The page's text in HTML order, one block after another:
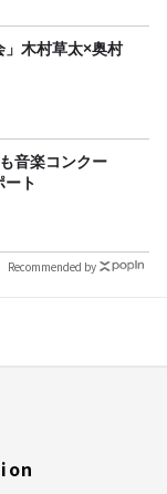
」木村草太×奥村
音楽コンクー
ート
Recommended by